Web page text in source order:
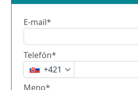
E-mail*
Telefón*
+421
Meno*